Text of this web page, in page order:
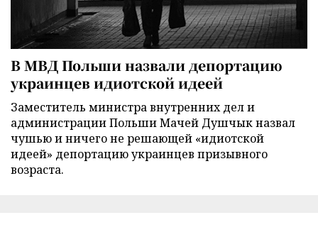
В МВД Польши назвали депортацию
украинцев идиотской идеей
Заместитель министра внутренних дел и
администрации Польши Мачей Душчык назвал
чушью и ничего не решающей «идиотской
идеей» депортацию украинцев призывного
возраста.